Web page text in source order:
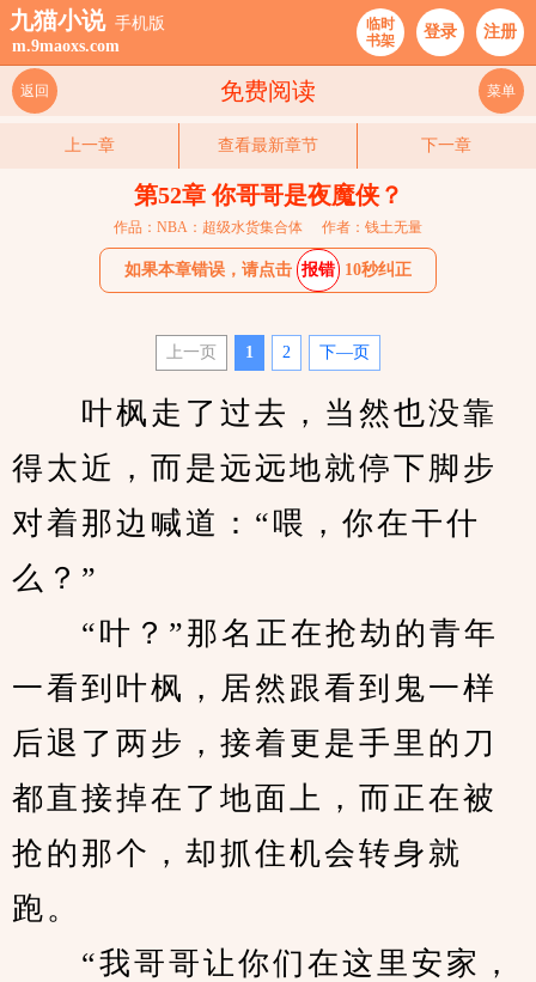
九猫小说 手机版
m.9maoxs.com
临时
书架
登录 注册
免费阅读
返回 菜单
上一章 查看最新章节 下一章
第52章 你哥哥是夜魔侠？
作品：NBA：超级水货集合体 作者：钱土无量
如果本章错误，请点击 报错 10秒纠正
上一页 1 2 下—页
叶枫走了过去，当然也没靠
得太近，而是远远地就停下脚步
对着那边喊道：“喂，你在干什
么？”
“叶？”那名正在抢劫的青年
一看到叶枫，居然跟看到鬼一样
后退了两步，接着更是手里的刀
都直接掉在了地面上，而正在被
抢的那个，却抓住机会转身就
跑。
“我哥哥让你们在这里安家，